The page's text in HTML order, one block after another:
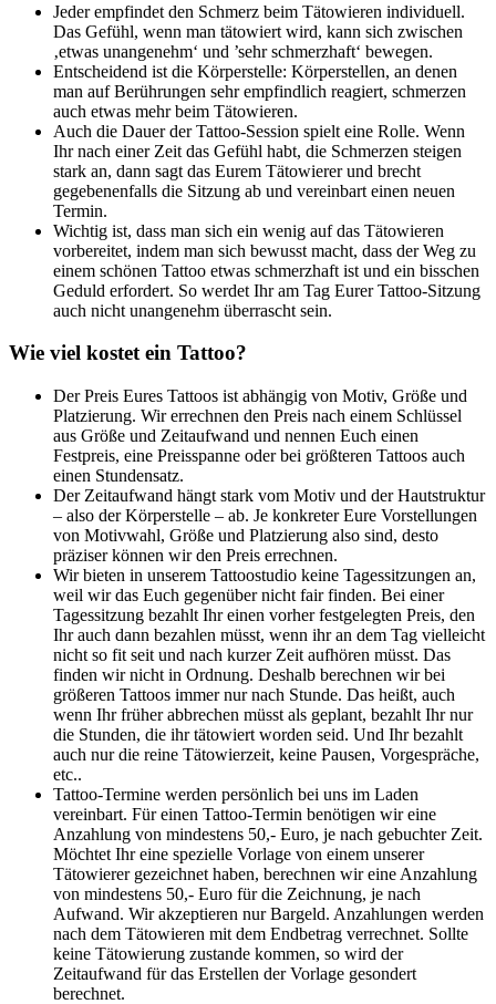
Jeder empfindet den Schmerz beim Tätowieren individuell.
Das Gefühl, wenn man tätowiert wird, kann sich zwischen
‚etwas unangenehm‘ und ’sehr schmerzhaft‘ bewegen.
Entscheidend ist die Körperstelle: Körperstellen, an denen
man auf Berührungen sehr empfindlich reagiert, schmerzen
auch etwas mehr beim Tätowieren.
Auch die Dauer der Tattoo-Session spielt eine Rolle. Wenn
Ihr nach einer Zeit das Gefühl habt, die Schmerzen steigen
stark an, dann sagt das Eurem Tätowierer und brecht
gegebenenfalls die Sitzung ab und vereinbart einen neuen
Termin.
Wichtig ist, dass man sich ein wenig auf das Tätowieren
vorbereitet, indem man sich bewusst macht, dass der Weg zu
einem schönen Tattoo etwas schmerzhaft ist und ein bisschen
Geduld erfordert. So werdet Ihr am Tag Eurer Tattoo-Sitzung
auch nicht unangenehm überrascht sein.
Wie viel kostet ein Tattoo?
Der Preis Eures Tattoos ist abhängig von Motiv, Größe und
Platzierung. Wir errechnen den Preis nach einem Schlüssel
aus Größe und Zeitaufwand und nennen Euch einen
Festpreis, eine Preisspanne oder bei größteren Tattoos auch
einen Stundensatz.
Der Zeitaufwand hängt stark vom Motiv und der Hautstruktur
– also der Körperstelle – ab. Je konkreter Eure Vorstellungen
von Motivwahl, Größe und Platzierung also sind, desto
präziser können wir den Preis errechnen.
Wir bieten in unserem Tattoostudio keine Tagessitzungen an,
weil wir das Euch gegenüber nicht fair finden. Bei einer
Tagessitzung bezahlt Ihr einen vorher festgelegten Preis, den
Ihr auch dann bezahlen müsst, wenn ihr an dem Tag vielleicht
nicht so fit seit und nach kurzer Zeit aufhören müsst. Das
finden wir nicht in Ordnung. Deshalb berechnen wir bei
größeren Tattoos immer nur nach Stunde. Das heißt, auch
wenn Ihr früher abbrechen müsst als geplant, bezahlt Ihr nur
die Stunden, die ihr tätowiert worden seid. Und Ihr bezahlt
auch nur die reine Tätowierzeit, keine Pausen, Vorgespräche,
etc..
Tattoo-Termine werden persönlich bei uns im Laden
vereinbart. Für einen Tattoo-Termin benötigen wir eine
Anzahlung von mindestens 50,- Euro, je nach gebuchter Zeit.
Möchtet Ihr eine spezielle Vorlage von einem unserer
Tätowierer gezeichnet haben, berechnen wir eine Anzahlung
von mindestens 50,- Euro für die Zeichnung, je nach
Aufwand. Wir akzeptieren nur Bargeld. Anzahlungen werden
nach dem Tätowieren mit dem Endbetrag verrechnet. Sollte
keine Tätowierung zustande kommen, so wird der
Zeitaufwand für das Erstellen der Vorlage gesondert
berechnet.